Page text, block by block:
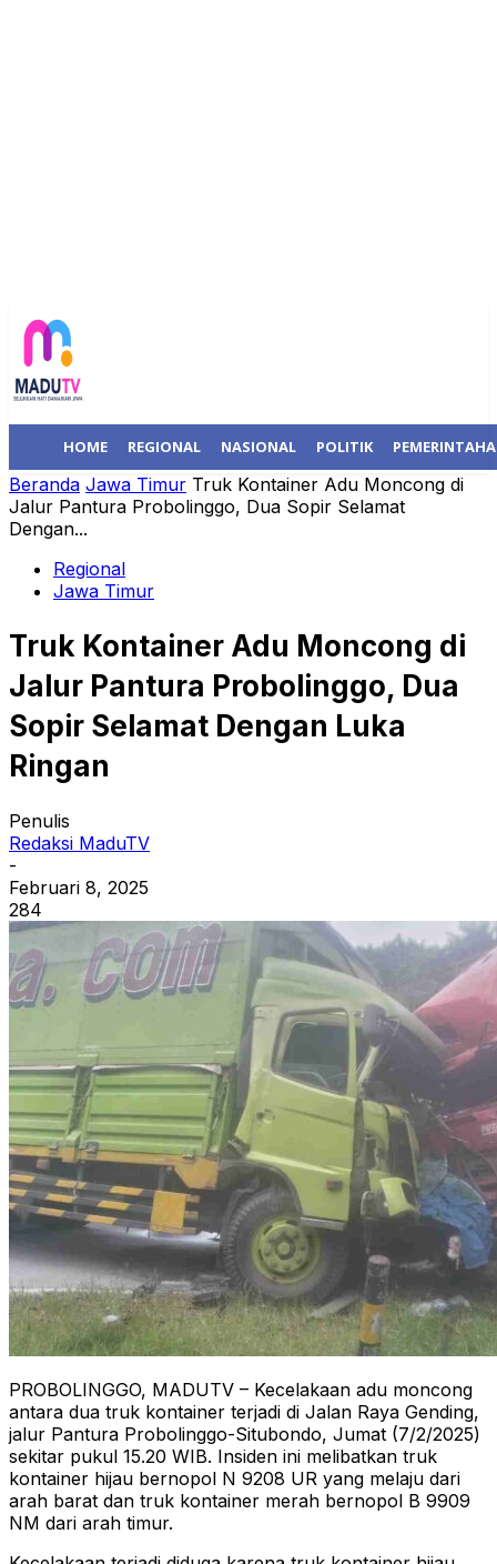
HOME REGIONAL NASIONAL POLITIK
Beranda Jawa Timur Truk Kontainer Adu Moncong di
Jalur Pantura Probolinggo, Dua Sopir Selamat
Dengan...
Regional
Jawa Timur
Truk Kontainer Adu Moncong di
Jalur Pantura Probolinggo, Dua
Sopir Selamat Dengan Luka
Ringan
Penulis
Redaksi MaduTV
-
Februari 8, 2025
284
PROBOLINGGO, MADUTV – Kecelakaan adu moncong
antara dua truk kontainer terjadi di Jalan Raya Gending,
jalur Pantura Probolinggo-Situbondo, Jumat (7/2/2025)
sekitar pukul 15.20 WIB. Insiden ini melibatkan truk
kontainer hijau bernopol N 9208 UR yang melaju dari
arah barat dan truk kontainer merah bernopol B 9909
NM dari arah timur.